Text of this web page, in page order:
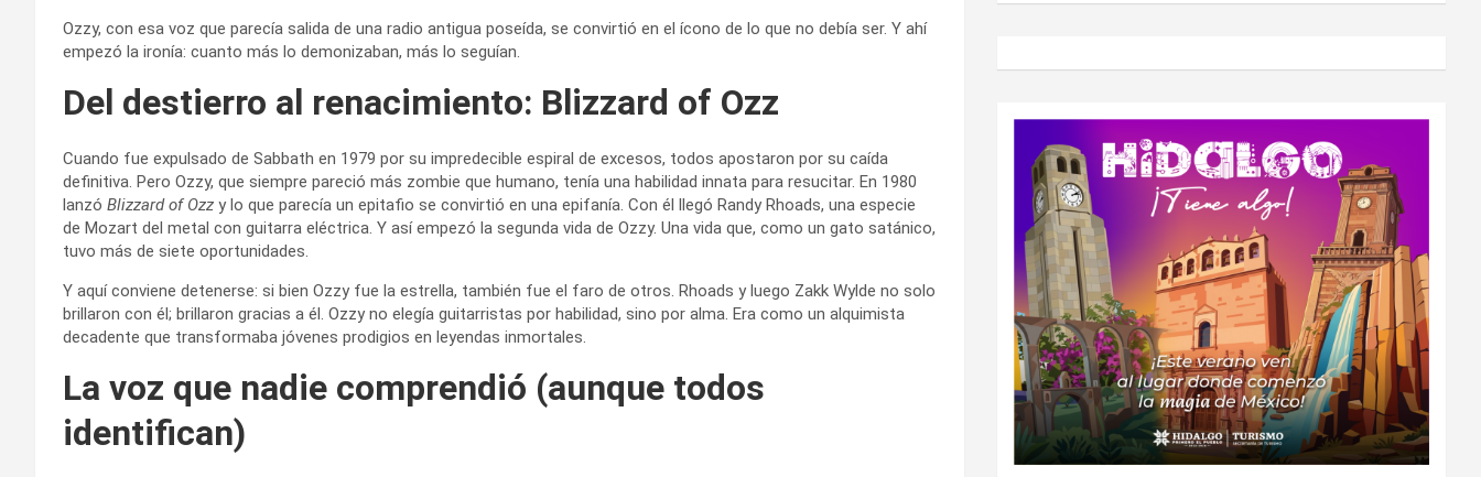
Ozzy, con esa voz que parecía salida de una radio antigua poseída, se convirtió en el ícono de lo que no debía ser. Y ahí
empezó la ironía: cuanto más lo demonizaban, más lo seguían.
Del destierro al renacimiento: Blizzard of Ozz
Cuando fue expulsado de Sabbath en 1979 por su impredecible espiral de excesos, todos apostaron por su caída
definitiva. Pero Ozzy, que siempre pareció más zombie que humano, tenía una habilidad innata para resucitar. En 1980
lanzó Blizzard of Ozz y lo que parecía un epitafio se convirtió en una epifanía. Con él llegó Randy Rhoads, una especie
de Mozart del metal con guitarra eléctrica. Y así empezó la segunda vida de Ozzy. Una vida que, como un gato satánico,
tuvo más de siete oportunidades.
Y aquí conviene detenerse: si bien Ozzy fue la estrella, también fue el faro de otros. Rhoads y luego Zakk Wylde no solo
brillaron con él; brillaron gracias a él. Ozzy no elegía guitarristas por habilidad, sino por alma. Era como un alquimista
decadente que transformaba jóvenes prodigios en leyendas inmortales.
La voz que nadie comprendió (aunque todos
identifican)